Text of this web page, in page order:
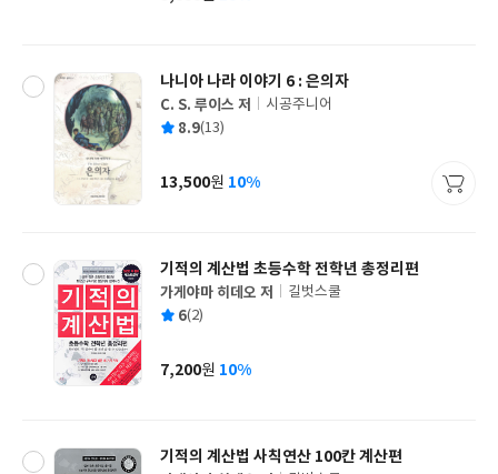
가
나니아 나라 이야기 6 : 은의자
글
쓴
C. S. 루이스 저
출
사
시공주니어
평 8.9(13)
가
13,500원 10%
기적의 계산법 초등수학 전학년 총정리편
글
쓴
가게야마 히데오 저
출
사
길벗스쿨
평 6(2)
가
7,200원 10%
기적의 계산법 사칙연산 100칸 계산편